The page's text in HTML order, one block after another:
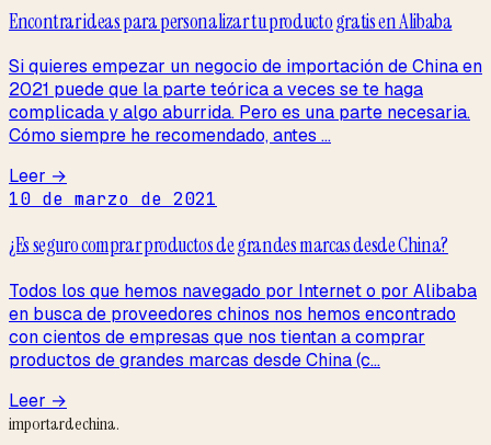
Encontrar ideas para personalizar tu producto gratis en Alibaba
Si quieres empezar un negocio de importación de China en
2021 puede que la parte teórica a veces se te haga
complicada y algo aburrida. Pero es una parte necesaria.
Cómo siempre he recomendado, antes ...
Leer →
10 de marzo de 2021
¿Es seguro comprar productos de grandes marcas desde China?
Todos los que hemos navegado por Internet o por Alibaba
en busca de proveedores chinos nos hemos encontrado
con cientos de empresas que nos tientan a comprar
productos de grandes marcas desde China (c...
Leer →
importardechina.